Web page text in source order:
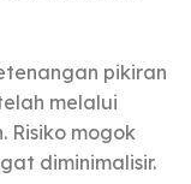
pikiran
melalui
Risiko mogok
diminimalisir.